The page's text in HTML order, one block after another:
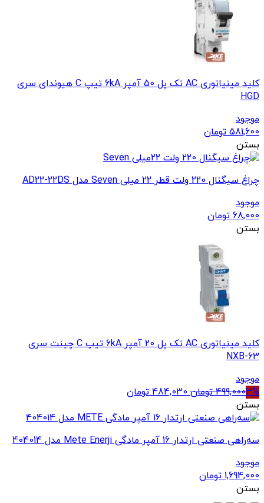
کلید مینیاتوری AC تک پل 50 آمپر 6kA تیپ C هیوندای سری
HGD
موجود
581,600 تومان
بستن
چراغ سیگنال 220 ولت قطر 22 میلی Seven مدل AD22-22DS
موجود
68,000 تومان
بستن
کلید مینیاتوری AC تک پل 20 آمپر 6kA تیپ C چینت سری
NXB-63
موجود
3%
499,000 تومان قیمت
499,000 تومان
484,030 تومانقیمت
484,030 تومان
بستن
سه‌راهی صنعتی ارتدار 16 آمپر مادگی Mete Enerji مدل 404014
موجود
1,694,000 تومان
بستن